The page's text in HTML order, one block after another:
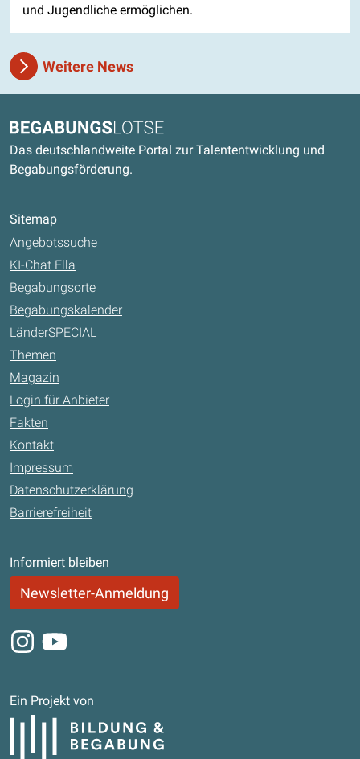
und Jugendliche ermöglichen.
Weitere News
Begabungslotse
Das deutschlandweite Portal zur Talententwicklung und
Begabungsförderung.
Sitemap
Angebotssuche
KI-Chat Ella
Begabungsorte
Begabungskalender
LänderSPECIAL
Themen
Magazin
Login für Anbieter
Fakten
Kontakt
Impressum
Datenschutzerklärung
Barrierefreiheit
Informiert bleiben
Newsletter-Anmeldung
Instagram
Youtube
Ein Projekt von
Bildung und Begabung